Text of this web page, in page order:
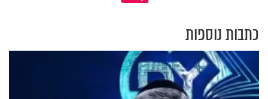
כתבות נוספות